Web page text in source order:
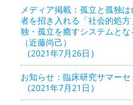
メディア掲載：孤立と孤独
者を招き入れる「社会的処
独・孤立を癒すシステムと
（近藤尚己）
2021年7月26日
お知らせ：臨床研究サマーセ
2021年7月21日